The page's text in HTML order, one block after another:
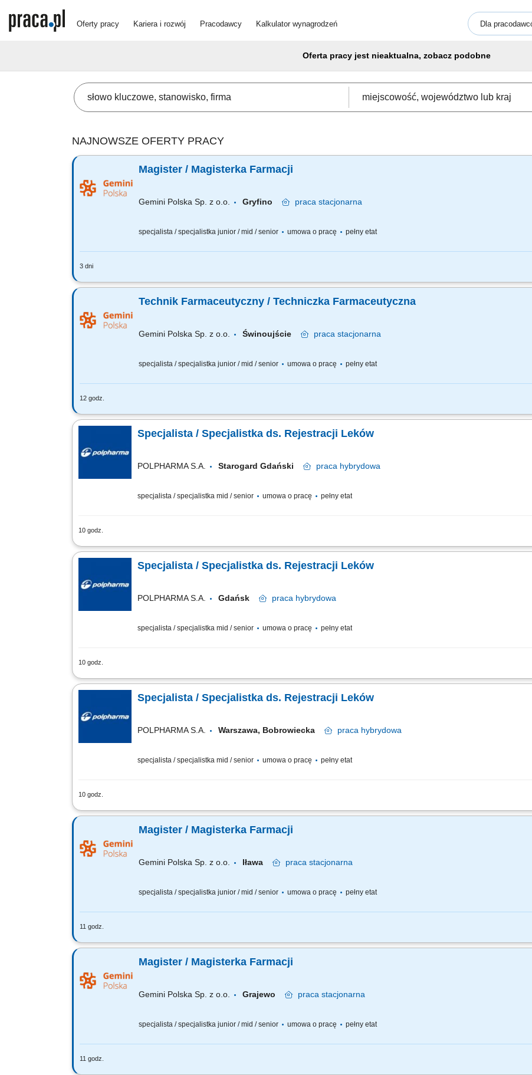
Oferty pracy Kariera i rozwój Pracodawcy Kalkulator wynagrodzeń Dla
Oferta pracy jest nieaktualna, zobacz podobne
NAJNOWSZE OFERTY PRACY
Magister / Magisterka Farmacji
Gemini Polska Sp. z o.o. Gryfino praca stacjonarna
specjalista / specjalistka junior / mid / senior umowa o pracę pełny etat
3 dni
Czego możesz się spodziewać? dynamiki pracy – z jednej strony pracujesz w dużym zespole, z drugiej – z wieloma
Technik Farmaceutyczny / Techniczka Farmaceutyczna
Gemini Polska Sp. z o.o. Świnoujście praca stacjonarna
specjalista / specjalistka junior / mid / senior umowa o pracę pełny etat
12 godz.
Czego możesz się spodziewać? dynamiki pracy – z jednej strony pracujesz w dużym zespole, z drugiej – z wieloma
Specjalista / Specjalistka ds. Rejestracji Leków
POLPHARMA S.A. Starogard Gdański praca hybrydowa
specjalista / specjalistka mid / senior umowa o pracę pełny etat
10 godz.
Twoje obowiązki: Poprawne opracowywanie dokumentacji rejestracyjnej produktów leczniczych Spółki zgodnie z
Specjalista / Specjalistka ds. Rejestracji Leków
POLPHARMA S.A. Gdańsk praca hybrydowa
specjalista / specjalistka mid / senior umowa o pracę pełny etat
10 godz.
Twoje obowiązki: Poprawne opracowywanie dokumentacji rejestracyjnej produktów leczniczych Spółki zgodnie z
Specjalista / Specjalistka ds. Rejestracji Leków
POLPHARMA S.A. Warszawa, Bobrowiecka praca hybrydowa
specjalista / specjalistka mid / senior umowa o pracę pełny etat
10 godz.
Twoje obowiązki: Poprawne opracowywanie dokumentacji rejestracyjnej produktów leczniczych Spółki zgodnie z
Magister / Magisterka Farmacji
Gemini Polska Sp. z o.o. Iława praca stacjonarna
specjalista / specjalistka junior / mid / senior umowa o pracę pełny etat
11 godz.
Czego możesz się spodziewać? dynamiki pracy – z jednej strony pracujesz w dużym zespole, z drugiej – z wieloma
Magister / Magisterka Farmacji
Gemini Polska Sp. z o.o. Grajewo praca stacjonarna
specjalista / specjalistka junior / mid / senior umowa o pracę pełny etat
11 godz.